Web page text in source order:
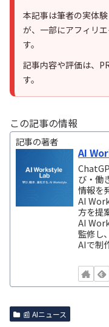
本記事は筆者の実体
が、一部にアフィリ
す。
記事内容や評価は、
す。
この記事の情報
記事の著者
AI
び・働
情報を
AI
方を提
AI
監修し
AIで制
📰 AIニュース